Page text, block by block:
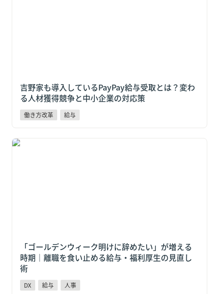
吉野家も導入しているPayPay給与受取とは？変わ
る人材獲得競争と中小企業の対応策
働き方改革 給与
「ゴールデンウィーク明けに辞めたい」が増える時期
「ゴールデンウィーク明けに辞めたい」が増える
時期｜離職を食い止める給与・福利厚生の見直し
術
DX 給与 人事